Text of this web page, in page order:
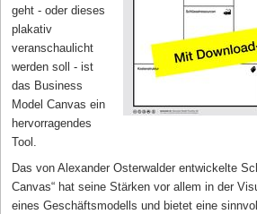
geht - oder dieses
plakativ
veranschaulicht
werden soll - ist
das Business
Model Canvas ein
hervorragendes
Tool.
Das von Alexander Osterwalder entwickelte
Canvas“ hat seine Stärken vor allem in der
eines Geschäftsmodells und bietet eine